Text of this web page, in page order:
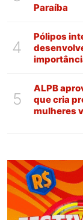
Paraíba
4
Pólipos
5
ALPB
que cria
mulheres